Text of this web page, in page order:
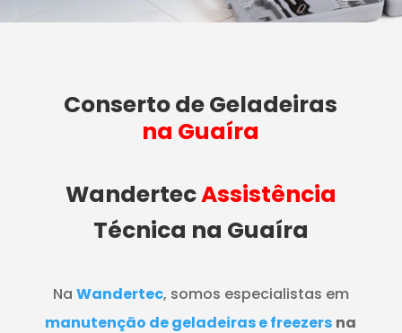
Conserto de Geladeiras
na Guaíra
WandertecAssistência
Técnica na Guaíra
Na Wandertec, somos especialistas em
manutenção de geladeiras e freezers na